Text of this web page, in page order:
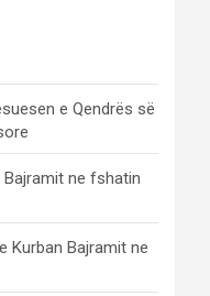
e Qendrës së
ne fshatin
Kurban Bajramit ne